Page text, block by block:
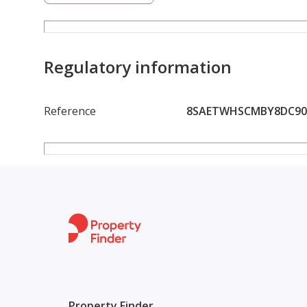
Regulatory information
Reference